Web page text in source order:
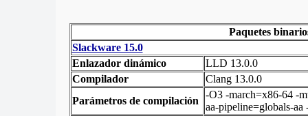
Paquetes
Slackware 15.0
Enlazador dinámico
LLD 13.0.0
Compilador
Clang 13.0.0
Parámetros de compilación
-O3 -march=x86-64 -
aa-pipeline=globals-